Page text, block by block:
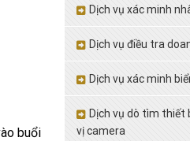
buổi
Dịch vụ xác minh
Dịch vụ điều tra
Dịch vụ xác minh
Dịch vụ dò tìm thiết
vị camera